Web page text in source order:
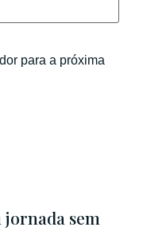
para a próxima
sem